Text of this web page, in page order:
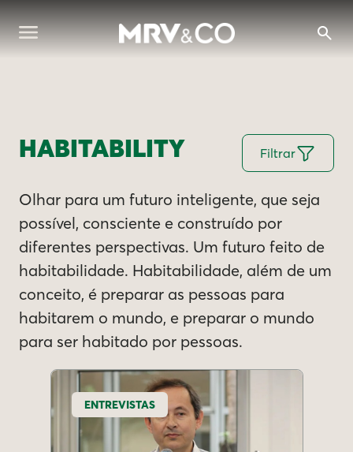
HABITABILITY Filtrar
Olhar para um futuro inteligente, que seja
possível, consciente e construído por
diferentes perspectivas. Um futuro feito de
habitabilidade. Habitabilidade, além de um
conceito, é preparar as pessoas para
habitarem o mundo, e preparar o mundo
para ser habitado por pessoas.
ENTREVISTAS